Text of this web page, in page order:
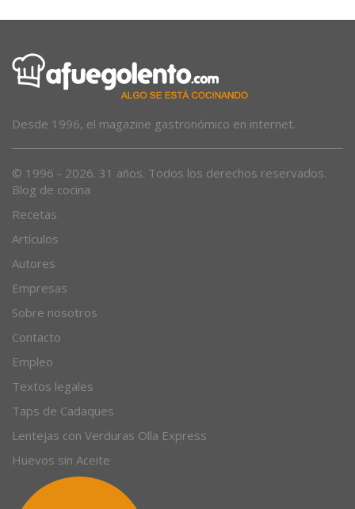
Blog de cocina
Recetas
Artículos
Autores
Empresas
Sobre nosotros
Contacto
Empleo
Textos legales
Taps de Cadaques
Lentejas con Verduras Olla Express
Huevos sin Aceite